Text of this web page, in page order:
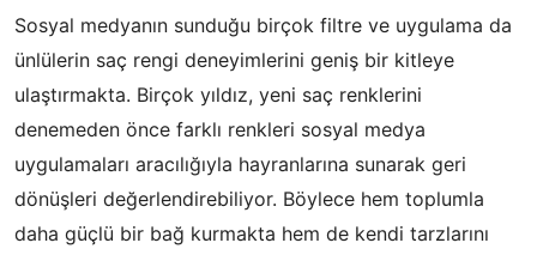
Sosyal medyanın sunduğu birçok filtre ve uygulama da
ünlülerin saç rengi deneyimlerini geniş bir kitleye
ulaştırmakta. Birçok yıldız, yeni saç renklerini
denemeden önce farklı renkleri sosyal medya
uygulamaları aracılığıyla hayranlarına sunarak geri
dönüşleri değerlendirebiliyor. Böylece hem toplumla
daha güçlü bir bağ kurmakta hem de kendi tarzlarını